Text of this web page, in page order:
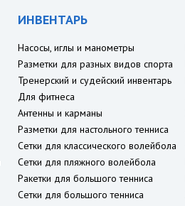
ИНВЕНТАРЬ
Насосы, иглы и манометры
Разметки для разных видов спорта
Тренерский и судейский инвентарь
Для фитнеса
Антенны и карманы
Разметки для настольного тенниса
Сетки для классического волейбола
Сетки для пляжного волейбола
Ракетки для большого тенниса
Сетки для большого тенниса